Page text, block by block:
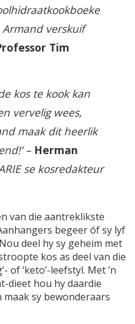
verskuif
Tim
kos te kook kan
vervelig wees,
maak dit heerlik
– Herman
se kosredakteur
van die aantreklikste
begeer óf sy lyf
deel hy sy geheim met
kos as deel van die
of ‘keto’-leefstyl. Met ’n
dieet hou hy daardie
sy bewonderaars